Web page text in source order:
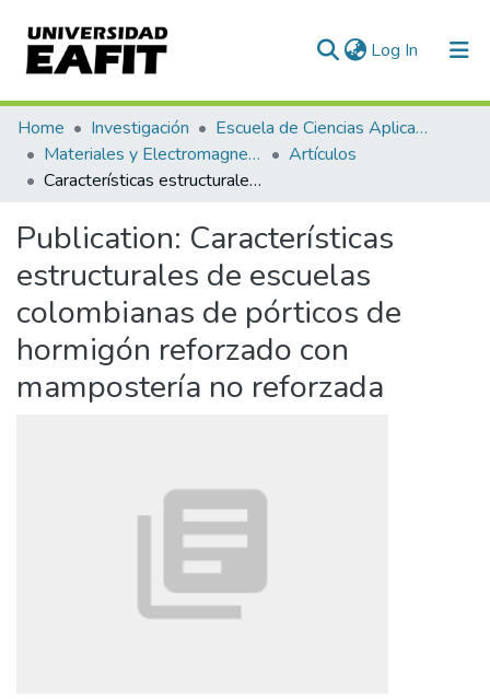
Log In (current)
Communities & Collections
All of DSpace
Home Investigación
Escuela de Ciencias Aplicadas e Ingeniería
Materiales y Electromagnetismo (GME)
Artículos
Características estructurales de escuelas colombianas de pórticos de hormigón reforzado con mampostería no reforzada
Publication: Características
estructurales de escuelas
colombianas de pórticos de
hormigón reforzado con
mampostería no reforzada